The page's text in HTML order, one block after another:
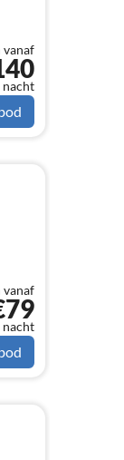
vanaf
nacht
vanaf
nacht